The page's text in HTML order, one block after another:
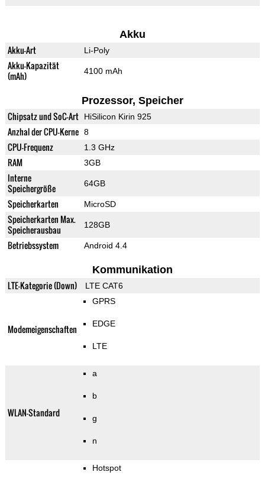
Akku
Akku-Art Li-Poly
Akku-Kapazität
(mAh)
4100 mAh
Prozessor, Speicher
Chipsatz und SoC-Art HiSilicon Kirin 925
Anzhal der CPU-Kerne 8
CPU-Frequenz 1.3 GHz
RAM 3GB
Interne
Speichergröße
64GB
Speicherkarten MicroSD
Speicherkarten Max.
Speicherausbau
128GB
Betriebssystem Android 4.4
Kommunikation
LTE-Kategorie (Down) LTE CAT6
Modemeigenschaften
GPRS
EDGE
LTE
WLAN-Standard
a
b
g
n
Hotspot